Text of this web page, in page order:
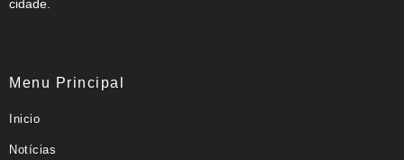
cidade.
Menu Principal
Inicio
Notícias